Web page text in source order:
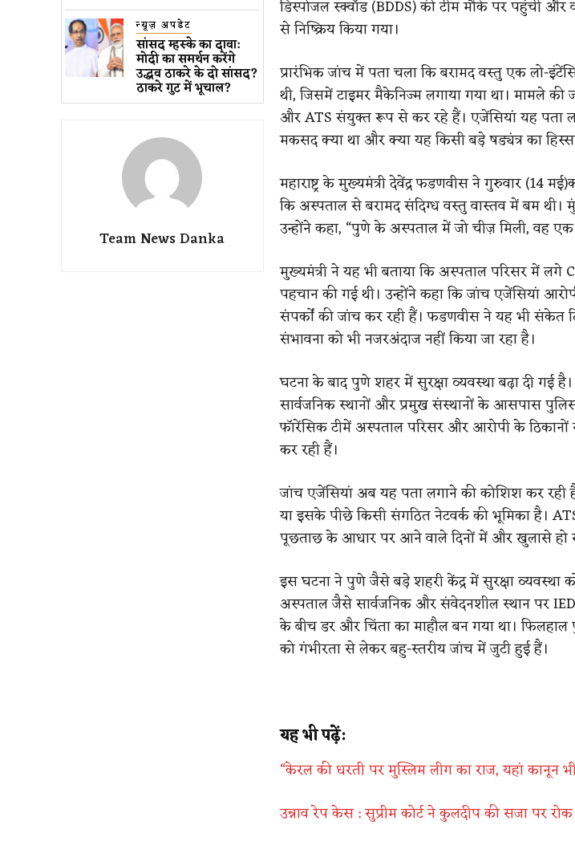
न्यूज़ अपडेट
सांसद म्हस्के का दावा:
मोदी का समर्थन करेंगे
उद्धव ठाकरे के दो सांसद?
ठाकरे गुट में भूचाल?
Team News Danka
डिस्पोजल स्क्वॉड (BDDS) की टीम मौके पर पहुंची
से निष्क्रिय किया गया।
प्रारंभिक जांच में पता चला कि बरामद वस्तु एक लो-
थी, जिसमें टाइमर मैकेनिज्म लगाया गया था। मामले की
और ATS संयुक्त रूप से कर रहे हैं। एजेंसियां यह पता
मकसद क्या था और क्या यह किसी बड़े षड्यंत्र का
महाराष्ट्र के मुख्यमंत्री देवेंद्र फडणवीस ने गुरुवार (14
कि अस्पताल से बरामद संदिग्ध वस्तु वास्तव में बम थी।
उन्होंने कहा, “पुणे के अस्पताल में जो चीज़ मिली, वह एक
मुख्यमंत्री ने यह भी बताया कि अस्पताल परिसर में लगे
पहचान की गई थी। उन्होंने कहा कि जांच एजेंसियां
संपर्कों की जांच कर रही हैं। फडणवीस ने यह भी संकेत
संभावना को भी नजरअंदाज नहीं किया जा रहा है।
घटना के बाद पुणे शहर में सुरक्षा व्यवस्था बढ़ा दी गई
सार्वजनिक स्थानों और प्रमुख संस्थानों के आसपास
फॉरेंसिक टीमें अस्पताल परिसर और आरोपी के ठिकानों
कर रही हैं।
जांच एजेंसियां अब यह पता लगाने की कोशिश कर
या इसके पीछे किसी संगठित नेटवर्क की भूमिका है।
पूछताछ के आधार पर आने वाले दिनों में और खुलासे
इस घटना ने पुणे जैसे बड़े शहरी केंद्र में सुरक्षा व्यवस्था
अस्पताल जैसे सार्वजनिक और संवेदनशील स्थान पर
के बीच डर और चिंता का माहौल बन गया था।
को गंभीरता से लेकर बहु-स्तरीय जांच में जुटी हुई हैं।
यह भी पढ़ें:
“केरल की धरती पर मुस्लिम लीग का राज, यहां कानून
उन्नाव रेप केस : सुप्रीम कोर्ट ने कुलदीप की सजा पर